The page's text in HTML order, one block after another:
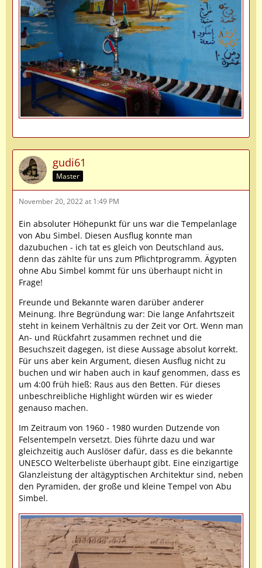
gudi61
Master
November 20, 2022 at 1:49 PM
Ein absoluter Höhepunkt für uns war die Tempelanlage
von Abu Simbel. Diesen Ausflug konnte man
dazubuchen - ich tat es gleich von Deutschland aus,
denn das zählte für uns zum Pflichtprogramm. Ägypten
ohne Abu Simbel kommt für uns überhaupt nicht in
Frage!
Freunde und Bekannte waren darüber anderer
Meinung. Ihre Begründung war: Die lange Anfahrtszeit
steht in keinem Verhältnis zu der Zeit vor Ort. Wenn man
An- und Rückfahrt zusammen rechnet und die
Besuchszeit dagegen, ist diese Aussage absolut korrekt.
Für uns aber kein Argument, diesen Ausflug nicht zu
buchen und wir haben auch in kauf genommen, dass es
um 4:00 früh hieß: Raus aus den Betten. Für dieses
unbeschreibliche Highlight würden wir es wieder
genauso machen.
Im Zeitraum von 1960 - 1980 wurden Dutzende von
Felsentempeln versetzt. Dies führte dazu und war
gleichzeitig auch Auslöser dafür, dass es die bekannte
UNESCO Welterbeliste überhaupt gibt. Eine einzigartige
Glanzleistung der altägyptischen Architektur sind, neben
den Pyramiden, der große und kleine Tempel von Abu
Simbel.